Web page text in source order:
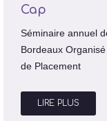
Cap
Séminaire annuel
Bordeaux
de Placement
LIRE PLUS